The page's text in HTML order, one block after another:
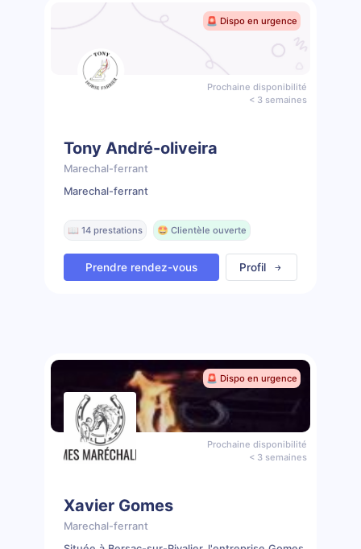
🚨 Dispo en urgence
Prochaine disponibilité
< 3 semaines
Tony André-oliveira
Marechal-ferrant
Marechal-ferrant
📖 14 prestations 🤩 Clientèle ouverte
Prendre rendez-vous Profil
🚨 Dispo en urgence
Prochaine disponibilité
< 3 semaines
Xavier Gomes
Marechal-ferrant